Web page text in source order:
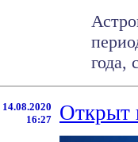
года,
14.08.2020
16:27
Открыт